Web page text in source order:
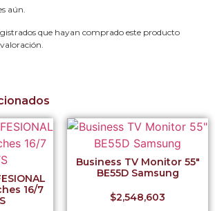
aún.
que hayan comprado este producto
16/7
Business TV Monitor 55″
BE55D Samsung
$2,548,603